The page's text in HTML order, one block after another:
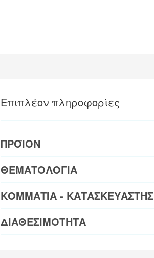
Επιπλέον πληροφορίες
ΠΡΟΪΟΝ
ΘΕΜΑΤΟΛΟΓΙΑ
ΚΟΜΜΑΤΙΑ - ΚΑΤΑΣΚΕΥΑΣΤΗΣ
ΔΙΑΘΕΣΙΜΟΤΗΤΑ